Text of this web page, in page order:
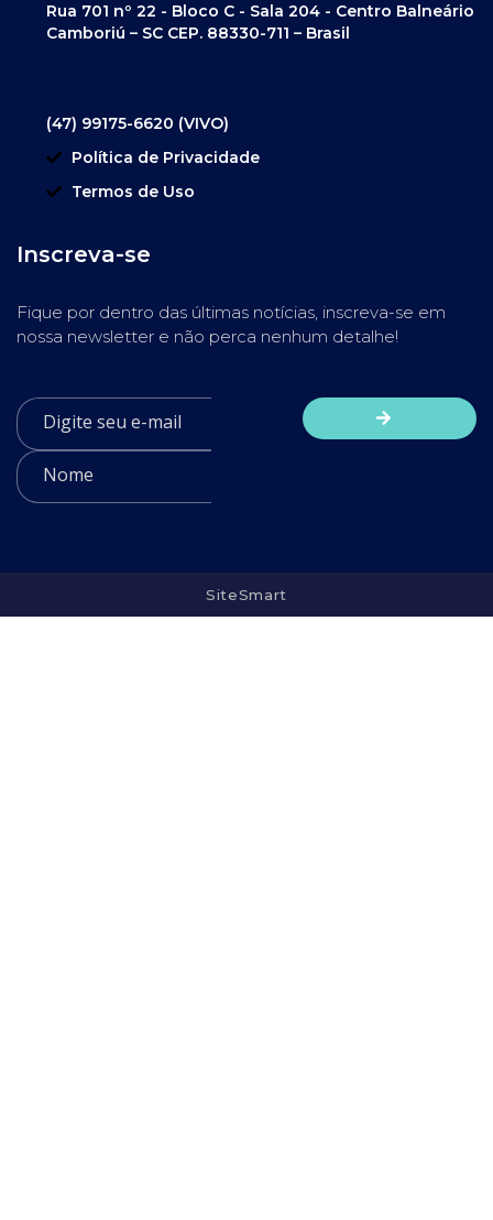
Rua 701 nº 22 - Bloco C - Sala 204 - Centro Balneário
Camboriú – SC CEP. 88330-711 – Brasil
(47) 99175-6620 (VIVO)
Política de Privacidade
Termos de Uso
Inscreva-se
Fique por dentro das últimas notícias, inscreva-se em
nossa newsletter e não perca nenhum detalhe!
SiteSmart